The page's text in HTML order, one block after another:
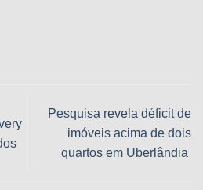
Pesquisa revela déficit de
imóveis acima de dois
quartos em Uberlândia